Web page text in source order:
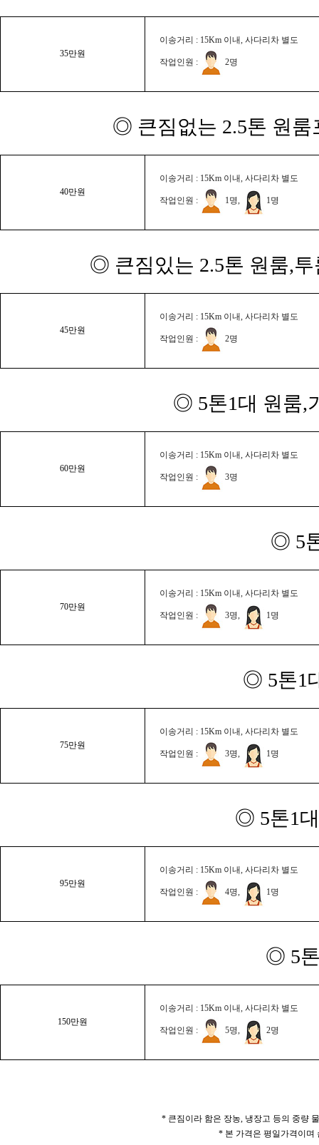
35만원
이송거리 : 15Km 이내, 사다리차 별도
작업인원 : 2명
◎ 큰짐없는 2.5톤 원룸
40만원
이송거리 : 15Km 이내, 사다리차 별도
작업인원 : 1명, 1명
◎ 큰짐있는 2.5톤 원룸,
45만원
이송거리 : 15Km 이내, 사다리차 별도
작업인원 : 2명
◎ 5톤1대 원룸,
60만원
이송거리 : 15Km 이내, 사다리차 별도
작업인원 : 3명
◎ 5
70만원
이송거리 : 15Km 이내, 사다리차 별도
작업인원 : 3명, 1명
◎ 5톤1
75만원
이송거리 : 15Km 이내, 사다리차 별도
작업인원 : 3명, 1명
◎ 5톤1
95만원
이송거리 : 15Km 이내, 사다리차 별도
작업인원 : 4명, 1명
◎ 5
150만원
이송거리 : 15Km 이내, 사다리차 별도
작업인원 : 5명, 2명
* 큰짐이라 함은 장농, 냉장고 등의 중량
* 본 가격은 평일가격이며